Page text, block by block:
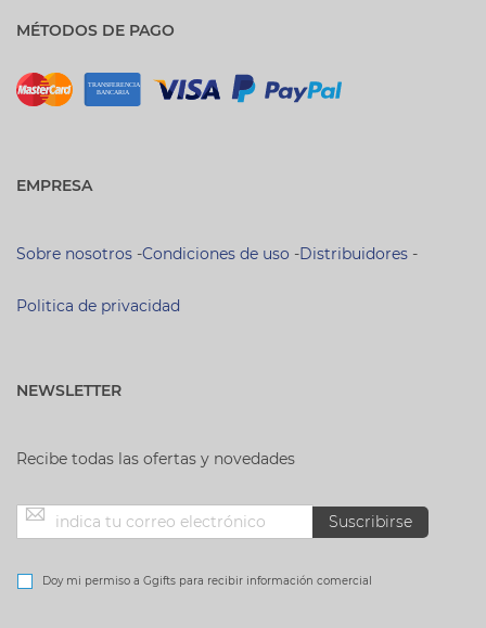
MÉTODOS DE PAGO
EMPRESA
Sobre nosotros -Condiciones de uso -Distribuidores -
Politica de privacidad
NEWSLETTER
Recibe todas las ofertas y novedades
Inscríbase
a
Suscribirse
Doy mi permiso a Ggifts para recibir información comercial